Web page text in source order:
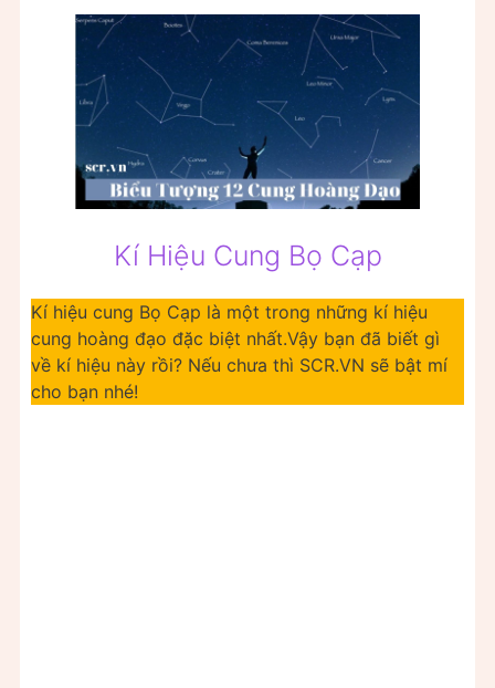
Kí Hiệu Cung Bọ Cạp
Kí hiệu cung Bọ Cạp là một trong những kí hiệu
cung hoàng đạo đặc biệt nhất.Vậy bạn đã biết gì
về kí hiệu này rồi? Nếu chưa thì SCR.VN sẽ bật mí
cho bạn nhé!